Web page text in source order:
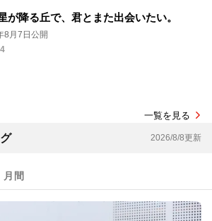
が降る丘で、君とまた出会いたい。
8月7日公開
一覧を見る
2026/8/8更新
月間